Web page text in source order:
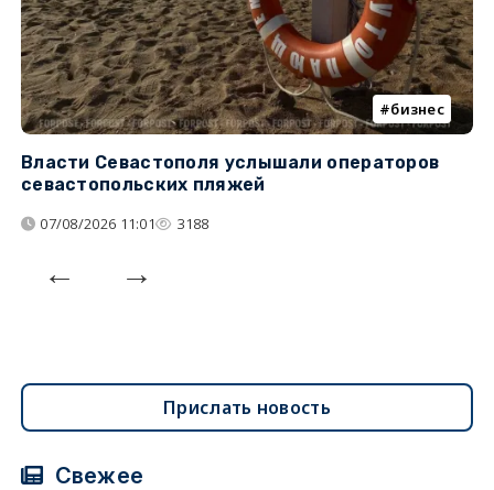
бизнес
Власти Севастополя услышали операторов
севастопольских пляжей
07/08/2026 11:01 3188
Прислать новость
Свежее